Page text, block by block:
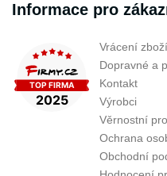
Informace pro
Vrácení
Dopravné a
Kontakt
Výrobci
Věrnostní
Ochrana
Obchodní